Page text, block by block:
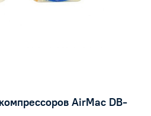
AirMac DB-